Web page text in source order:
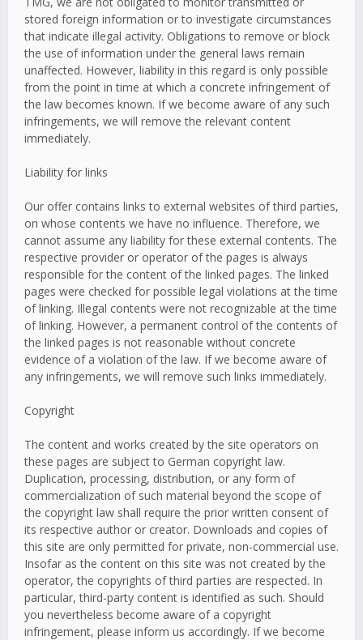
stored foreign information or to investigate circumstances
that indicate illegal activity. Obligations to remove or block
the use of information under the general laws remain
unaffected. However, liability in this regard is only possible
from the point in time at which a concrete infringement of
the law becomes known. If we become aware of any such
infringements, we will remove the relevant content
immediately.
Liability for links
Our offer contains links to external websites of third parties,
on whose contents we have no influence. Therefore, we
cannot assume any liability for these external contents. The
respective provider or operator of the pages is always
responsible for the content of the linked pages. The linked
pages were checked for possible legal violations at the time
of linking. Illegal contents were not recognizable at the time
of linking. However, a permanent control of the contents of
the linked pages is not reasonable without concrete
evidence of a violation of the law. If we become aware of
any infringements, we will remove such links immediately.
Copyright
The content and works created by the site operators on
these pages are subject to German copyright law.
Duplication, processing, distribution, or any form of
commercialization of such material beyond the scope of
the copyright law shall require the prior written consent of
its respective author or creator. Downloads and copies of
this site are only permitted for private, non-commercial use.
Insofar as the content on this site was not created by the
operator, the copyrights of third parties are respected. In
particular, third-party content is identified as such. Should
you nevertheless become aware of a copyright
infringement, please inform us accordingly. If we become